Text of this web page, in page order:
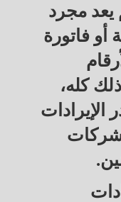
يعد مجرد
فاتورة
كله،
شركات